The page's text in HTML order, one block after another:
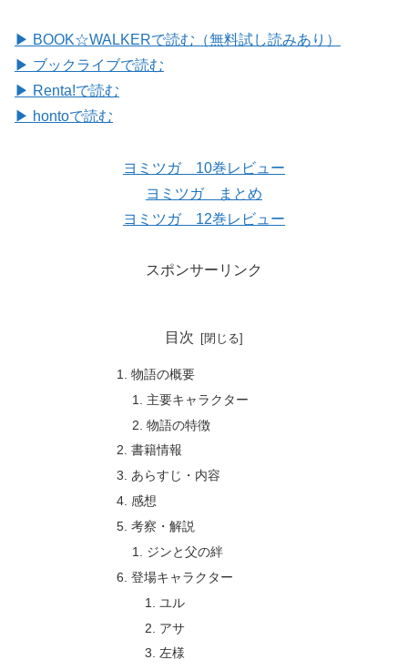
▶ BOOK☆WALKERで読む（無料試し読みあり）
▶ ブックライブで読む
▶ Renta!で読む
▶ hontoで読む
ヨミツガ 10巻レビュー
ヨミツガ まとめ
ヨミツガ 12巻レビュー
スポンサーリンク
目次
物語の概要
主要キャラクター
物語の特徴
書籍情報
あらすじ・内容
感想
考察・解説
ジンと父の絆
登場キャラクター
ユル
アサ
左様